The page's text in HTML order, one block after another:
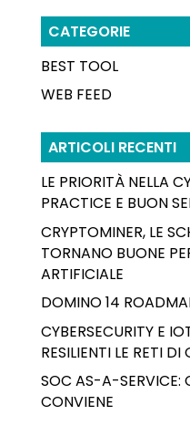
CATEGORIE
BEST TOOL
WEB FEED
ARTICOLI RECENTI
LE PRIORITÀ NELLA
PRACTICE E BUON
CRYPTOMINER, LE
TORNANO BUONE
ARTIFICIALE
DOMINO 14
CYBERSECURITY E
RESILIENTI LE RETI
SOC AS-A-SERVICE:
CONVIENE